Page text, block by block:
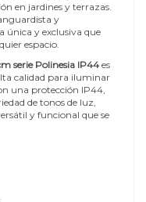
en jardines y terrazas.
y
única y exclusiva que
espacio.
serie Polinesia IP44 es
calidad para iluminar
una protección IP44,
de tonos de luz,
y funcional que se